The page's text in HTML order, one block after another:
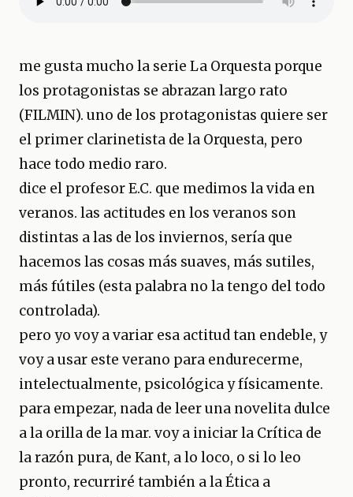
me gusta mucho la serie La Orquesta porque
los protagonistas se abrazan largo rato
(FILMIN). uno de los protagonistas quiere ser
el primer clarinetista de la Orquesta, pero
hace todo medio raro.
dice el profesor E.C. que medimos la vida en
veranos. las actitudes en los veranos son
distintas a las de los inviernos, sería que
hacemos las cosas más suaves, más sutiles,
más fútiles (esta palabra no la tengo del todo
controlada).
pero yo voy a variar esa actitud tan endeble, y
voy a usar este verano para endurecerme,
intelectualmente, psicológica y físicamente.
para empezar, nada de leer una novelita dulce
a la orilla de la mar. voy a iniciar la Crítica de
la razón pura, de Kant, a lo loco, o si lo leo
pronto, recurriré también a la Ética a